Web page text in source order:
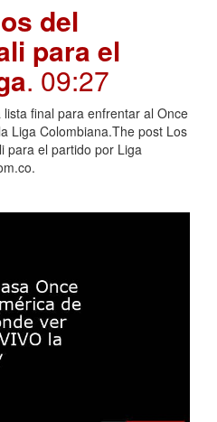
del
para el
. 09:27
final para enfrentar al Once
Liga Colombiana.The post Los
para el partido por Liga